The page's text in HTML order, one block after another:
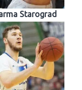
Starograd